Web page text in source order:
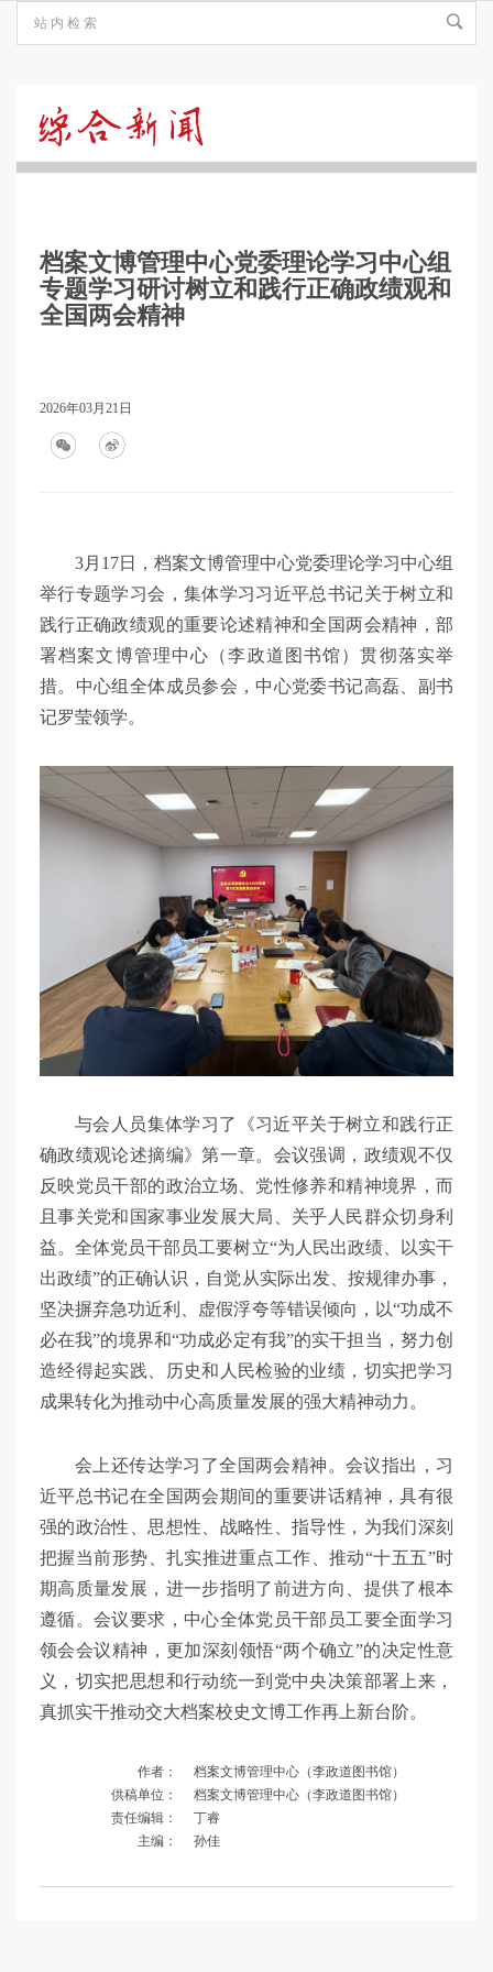
新
档案文博管理中心党委理论学习中心组
专题学习研讨树立和践行正确政绩观和
全国两会精神
2026年03月21日
3月17日，档案文博管理中心党委理论学习中心组
举行专题学习会，集体学习习近平总书记关于树立和
践行正确政绩观的重要论述精神和全国两会精神，部
署档案文博管理中心（李政道图书馆）贯彻落实举
措。中心组全体成员参会，中心党委书记高磊、副书
记罗莹领学。
与会人员集体学习了《习近平关于树立和践行正
确政绩观论述摘编》第一章。会议强调，政绩观不仅
反映党员干部的政治立场、党性修养和精神境界，而
且事关党和国家事业发展大局、关乎人民群众切身利
益。全体党员干部员工要树立“为人民出政绩、以实干
出政绩”的正确认识，自觉从实际出发、按规律办事，
坚决摒弃急功近利、虚假浮夸等错误倾向，以“功成不
必在我”的境界和“功成必定有我”的实干担当，努力创
造经得起实践、历史和人民检验的业绩，切实把学习
成果转化为推动中心高质量发展的强大精神动力。
会上还传达学习了全国两会精神。会议指出，习
近平总书记在全国两会期间的重要讲话精神，具有很
强的政治性、思想性、战略性、指导性，为我们深刻
把握当前形势、扎实推进重点工作、推动“十五五”时
期高质量发展，进一步指明了前进方向、提供了根本
遵循。会议要求，中心全体党员干部员工要全面学习
领会会议精神，更加深刻领悟“两个确立”的决定性意
义，切实把思想和行动统一到党中央决策部署上来，
真抓实干推动交大档案校史文博工作再上新台阶。
作者：
档案文博管理中心（李政道图书馆）
供稿单位：
档案文博管理中心（李政道图书馆）
责任编辑：
丁睿
主编：
孙佳